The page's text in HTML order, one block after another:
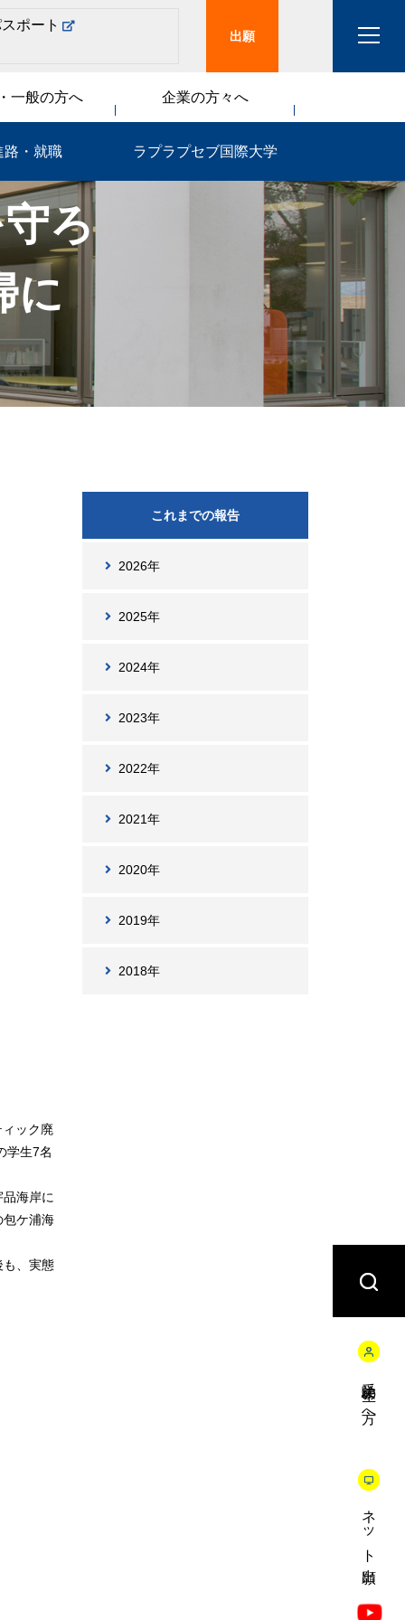
ポート
一般の方へ 企業の方々へ
路・就職 ラプラプセブ国際大学
ろ
に
ック廃
学生7名
海岸に
包ケ浦海
、実態
これまでの報告
2026年
2025年
2024年
2023年
2022年
2021年
2020年
2019年
2018年
出願
受験生の方へ
ネット出願